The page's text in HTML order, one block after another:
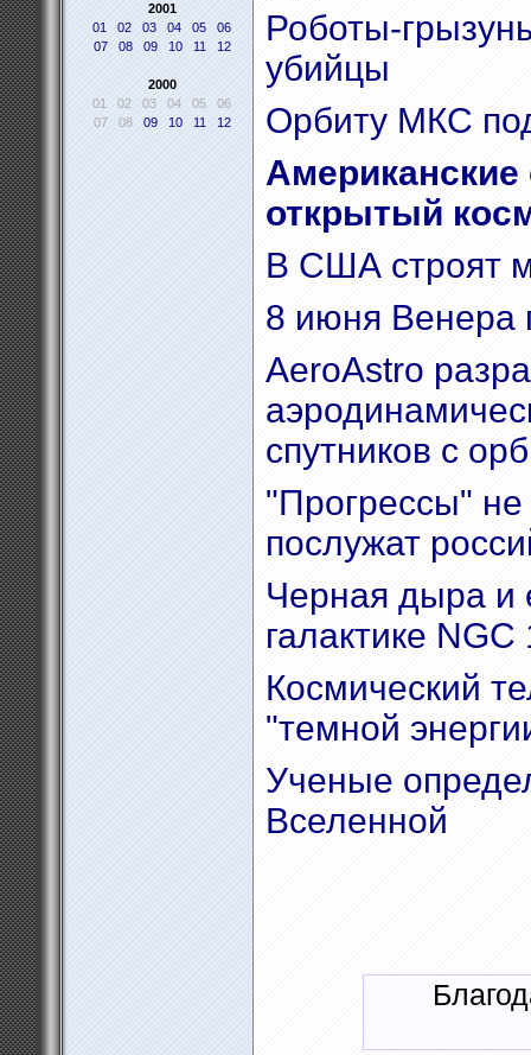
2001
01
02 03 04 05
06
07
08 09 10 11 12
2000
01
02 03 04 05
06
07
08 09 10 11 12
Роботы-
убийцы
Орбиту МКС
открытый
В США строят
8 июня Венера
AeroAstro
спутников с
"Прогрессы" не
послужат
Черная дыра и
галактике NGC
Космический
"темной
Ученые
Вселенной